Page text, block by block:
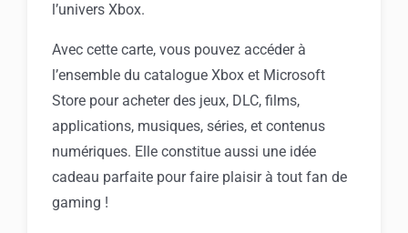
l’univers Xbox.
Avec cette carte, vous pouvez accéder à
l’ensemble du catalogue Xbox et Microsoft
Store pour acheter des jeux, DLC, films,
applications, musiques, séries, et contenus
numériques. Elle constitue aussi une idée
cadeau parfaite pour faire plaisir à tout fan de
gaming !